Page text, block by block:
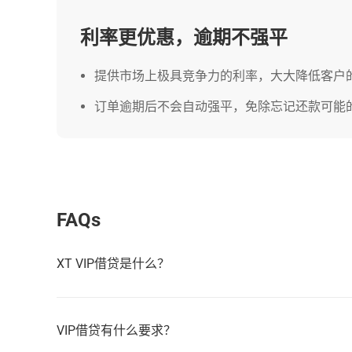
利率更优惠，逾期不强平
提供市场上极具竞争力的利率，大大降低客户
订单逾期后不会自动强平，免除忘记还款可能
FAQs
XT VIP借贷是什么？
VIP借贷有什么要求？